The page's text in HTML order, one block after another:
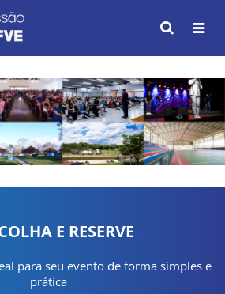
E RESERVE
para seu evento de forma simples e
prática